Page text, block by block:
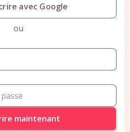
avec Google
ou
AUX MEMBRES
au contenu,
gratuitement et
ressources